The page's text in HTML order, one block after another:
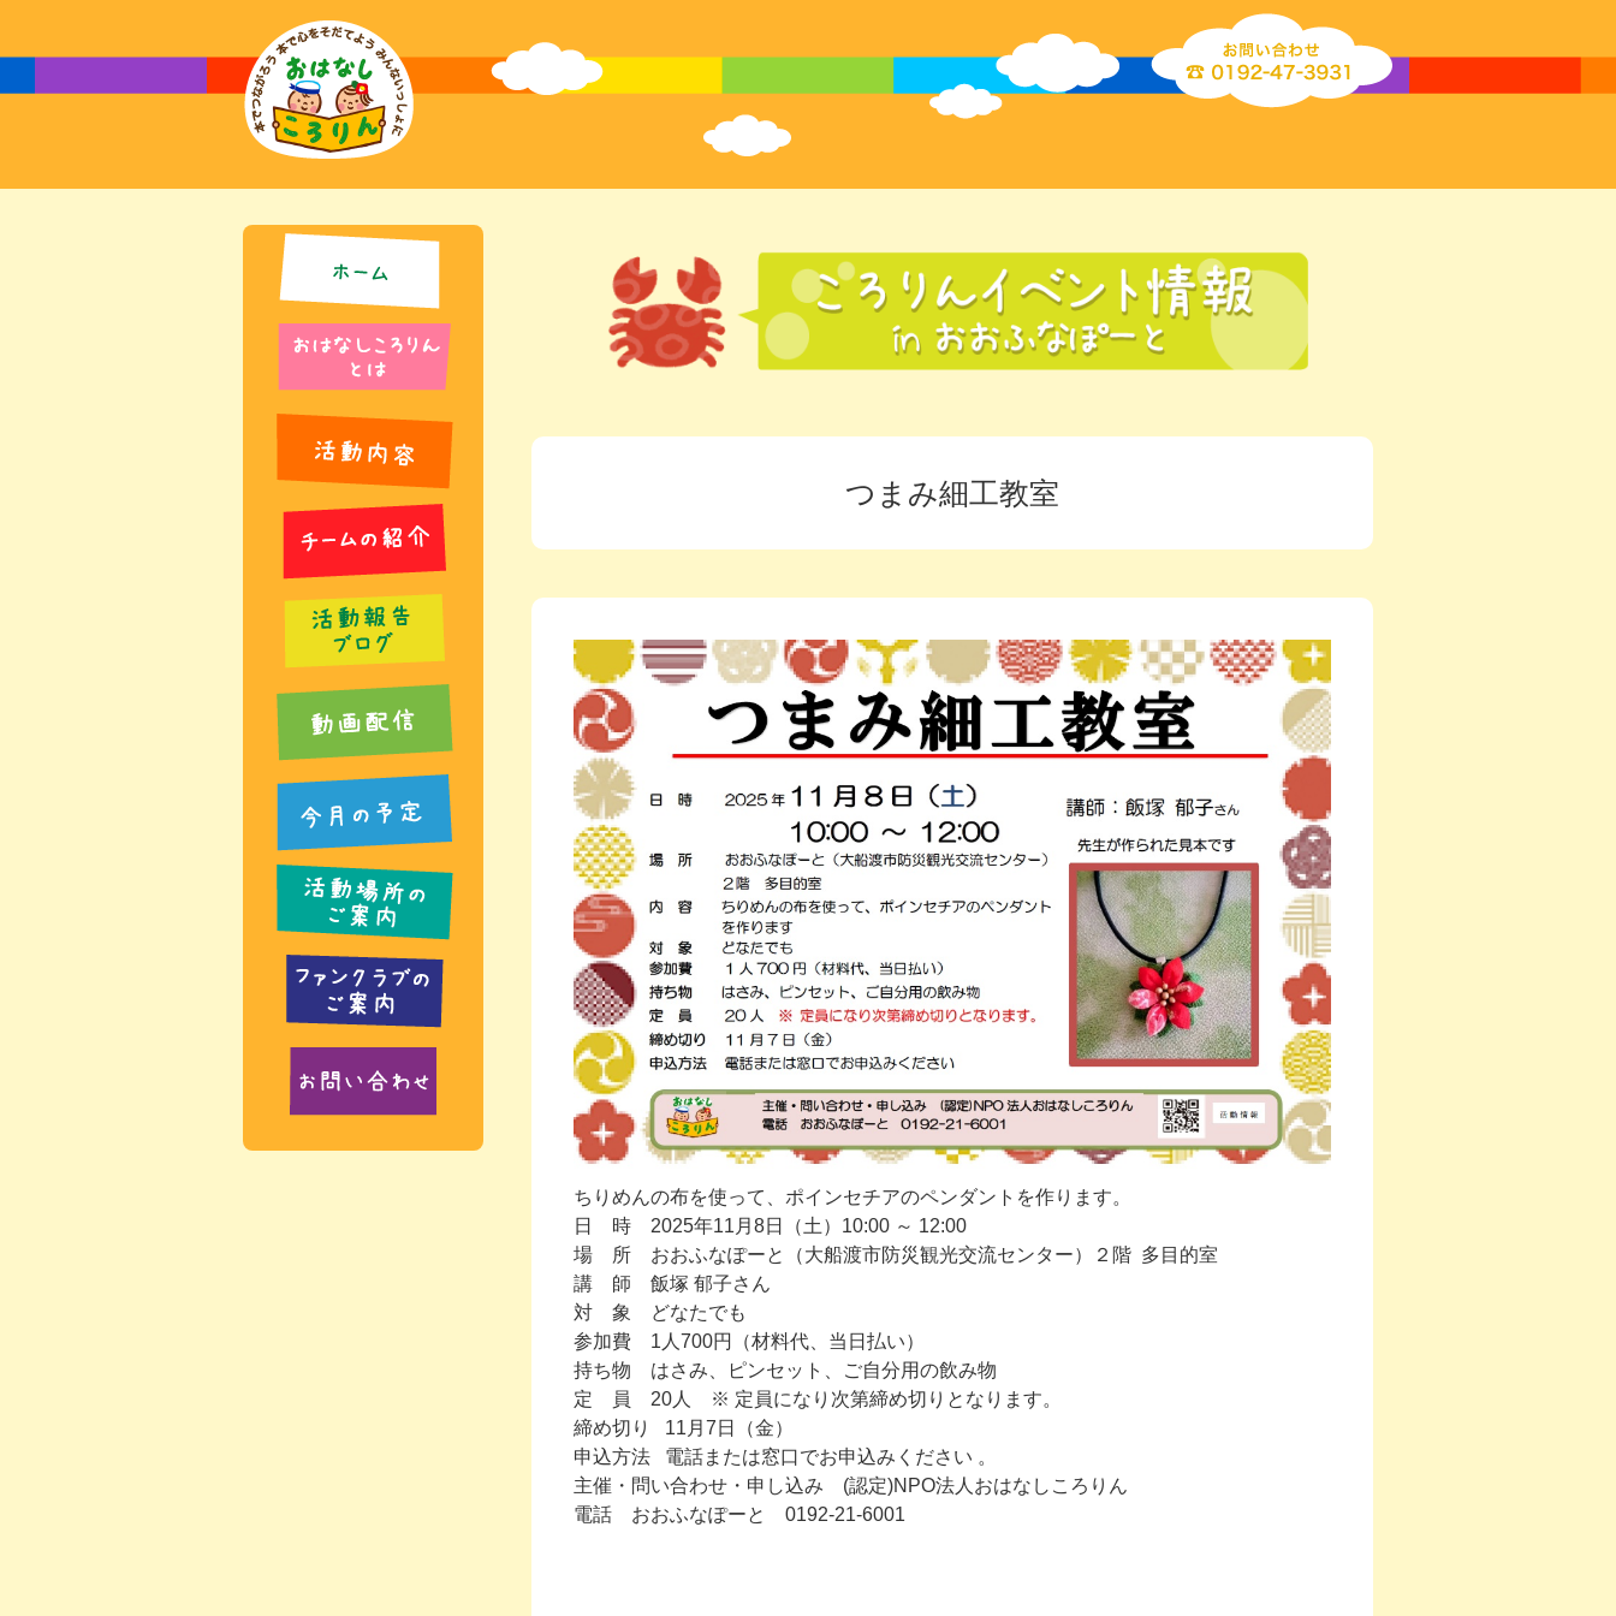
つまみ細工教室
ちりめんの布を使って、ポインセチアのペンダントを作ります。
日 時 2025年11月8日（土）10:00 ～ 12:00
場 所 おおふなぽーと（大船渡市防災観光交流センター）２階 多目的室
講 師 飯塚 郁子さん
対 象 どなたでも
参加費 1人700円（材料代、当日払い）
持ち物 はさみ、ピンセット、ご自分用の飲み物
定 員 20人 ※ 定員になり次第締め切りとなります。
締め切り 11月7日（金）
申込方法 電話または窓口でお申込みください 。
主催・問い合わせ・申し込み (認定)NPO法人おはなしころりん
電話 おおふなぽーと 0192-21-6001